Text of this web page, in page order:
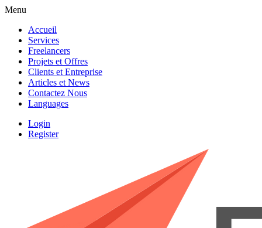
Menu
Accueil
Services
Freelancers
Projets et Offres
Clients et Entreprise
Articles et News
Contactez Nous
Languages
Login
Register